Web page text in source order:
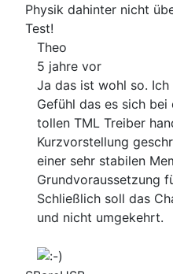
Physik dahinter nicht
Test!
Theo
5 jahre vor
Ja das ist wohl so.
Gefühl das es sich bei
tollen TML Treiber
Kurzvorstellung
einer sehr stabilen
Grundvoraussetzung
Schließlich soll das
und nicht umgekehrt.